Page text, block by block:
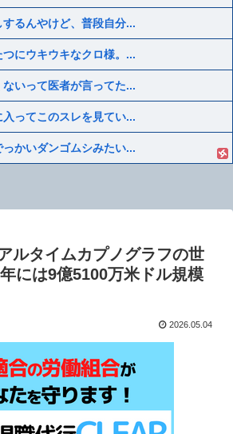
るんやけど、普段自分...
にウキウキなクロ様。...
いって医者が言ってた...
ってこのスレを見てい...
かいダンゴムシみたい...
ルタイムカプノグラフの世
には9億5100万米ドル規模
2026.05.04